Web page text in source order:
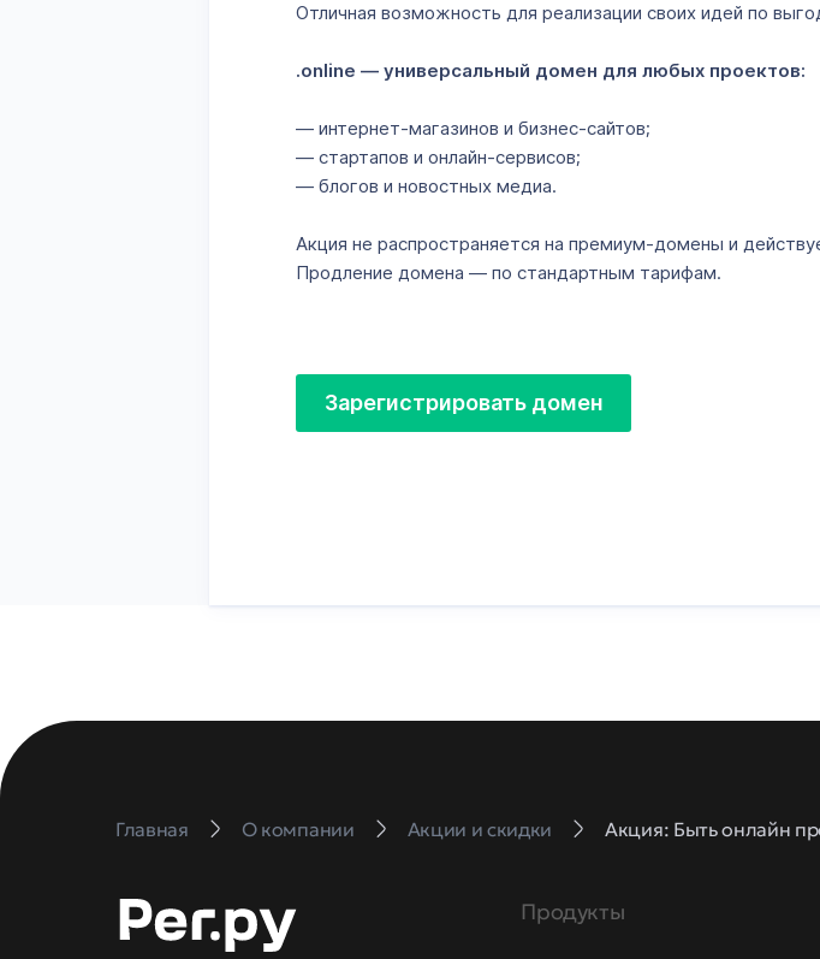
Отличная возможность для реализации своих идей по
.online — универсальный домен для любых проектов:
— интернет-магазинов и бизнес-сайтов;
— стартапов и онлайн-сервисов;
— блогов и новостных медиа.
Акция не распространяется на премиум-домены и
Продление домена — по стандартным тарифам.
Зарегистрировать домен
Главная О компании Акции и скидки Акция: Быть онлайн
Продукты